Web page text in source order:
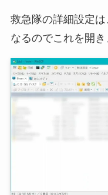
救急隊の詳細設定は
なるのでこれを開き